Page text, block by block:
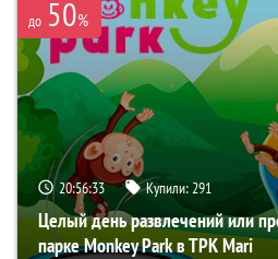
до 50%
20:56:31 Купили:291
Целый день развлечений или
парке Monkey Park в ТРК Mari